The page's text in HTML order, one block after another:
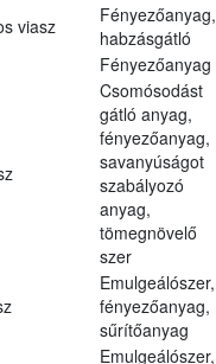
viasz
Fényezőanyag,
habzásgátló
Fényezőanyag
Csomósodást
gátló anyag,
fényezőanyag,
savanyúságot
szabályozó
anyag,
tömegnövelő
szer
Emulgeálószer,
fényezőanyag,
sűrítőanyag
Emulgeálószer,